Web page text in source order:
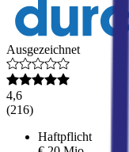
Ausgezeichnet
4,6
(216)
Haftpflicht